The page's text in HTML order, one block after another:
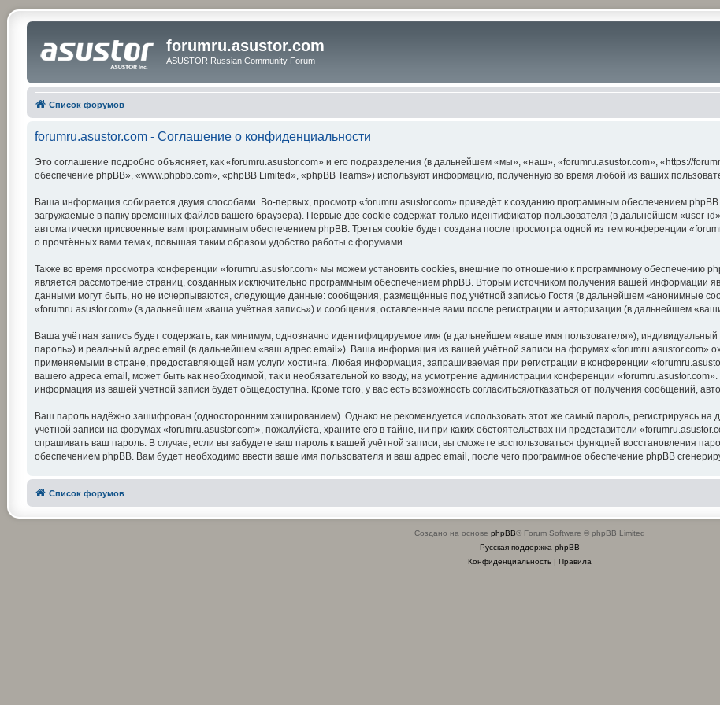
forumru.asustor.com
ASUSTOR Russian Community Forum
Список форумов
forumru.asustor.com - Соглашение о конфиденциальности
Это соглашение подробно объясняет, как «forumru.asustor.com» и его подразделения (в дальнейшем «мы», «наш», «forumru.asustor.com», «https://
обеспечение phpBB», «www.phpbb.com», «phpBB Limited», «phpBB Teams») используют информацию, полученную во время любой из ваших
Ваша информация собирается двумя способами. Во-первых, просмотр «forumru.asustor.com» приведёт к созданию программным обеспечением
загружаемые в папку временных файлов вашего браузера). Первые две cookie содержат только идентификатор пользователя (в дальнейшем «user-
автоматически присвоенные вам программным обеспечением phpBB. Третья cookie будет создана после просмотра одной из тем конференции
о прочтённых вами темах, повышая таким образом удобство работы с форумами.
Также во время просмотра конференции «forumru.asustor.com» мы можем установить cookies, внешние по отношению к программному обеспечению
является рассмотрение страниц, созданных исключительно программным обеспечением phpBB. Вторым источником получения вашей информации
данными могут быть, но не исчерпываются, следующие данные: сообщения, размещённые под учётной записью Гостя (в дальнейшем «анонимные
«forumru.asustor.com» (в дальнейшем «ваша учётная запись») и сообщения, оставленные вами после регистрации и авторизации (в дальнейшем
Ваша учётная запись будет содержать, как минимум, однозначно идентифицируемое имя (в дальнейшем «ваше имя пользователя»),
пароль») и реальный адрес email (в дальнейшем «ваш адрес email»). Ваша информация из вашей учётной записи на форумах «forumru.asustor.com»
применяемыми в стране, предоставляющей нам услуги хостинга. Любая информация, запрашиваемая при регистрации в конференции
вашего адреса email, может быть как необходимой, так и необязательной ко вводу, на усмотрение администрации конференции
информация из вашей учётной записи будет общедоступна. Кроме того, у вас есть возможность согласиться/отказаться от получения сообщений,
Ваш пароль надёжно зашифрован (односторонним хэшированием). Однако не рекомендуется использовать этот же самый пароль, регистрируясь на
учётной записи на форумах «forumru.asustor.com», пожалуйста, храните его в тайне, ни при каких обстоятельствах ни представители
спрашивать ваш пароль. В случае, если вы забудете ваш пароль к вашей учётной записи, вы сможете воспользоваться функцией восстановления
обеспечением phpBB. Вам будет необходимо ввести ваше имя пользователя и ваш адрес email, после чего программное обеспечение phpBB
Список форумов
Создано на основе phpBB® Forum Software © phpBB Limited
Русская поддержка phpBB
Конфиденциальность| Правила